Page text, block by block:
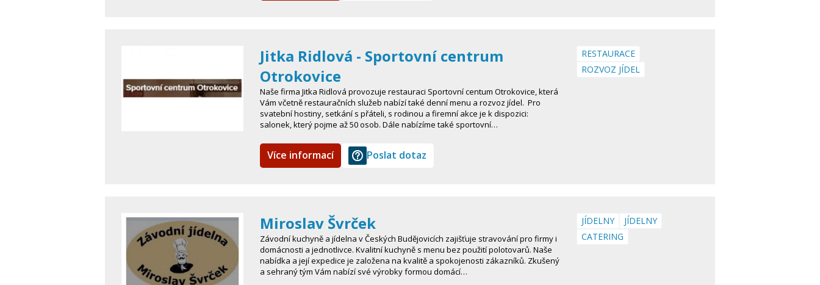
Jitka Ridlová - Sportovní centrum
Otrokovice
Naše firma Jitka Ridlová provozuje restauraci Sportovní centum Otrokovice, která
Vám včetně restauračních služeb nabízí také denní menu a rozvoz jídel. Pro
svatební hostiny, setkání s přáteli, s rodinou a firemní akce je k dispozici:
salonek, který pojme až 50 osob. Dále nabízíme také sportovní…
RESTAURACE
ROZVOZ JÍDEL
Více informací Poslat dotaz
Miroslav Švrček
Závodní kuchyně a jídelna v Českých Budějovicích zajišťuje stravování pro firmy i
domácnosti a jednotlivce. Kvalitní kuchyně s menu bez použití polotovarů. Naše
nabídka a její expedice je založena na kvalitě a spokojenosti zákazníků. Zkušený
a sehraný tým Vám nabízí své výrobky formou domácí…
JÍDELNY
JÍDELNY
CATERING